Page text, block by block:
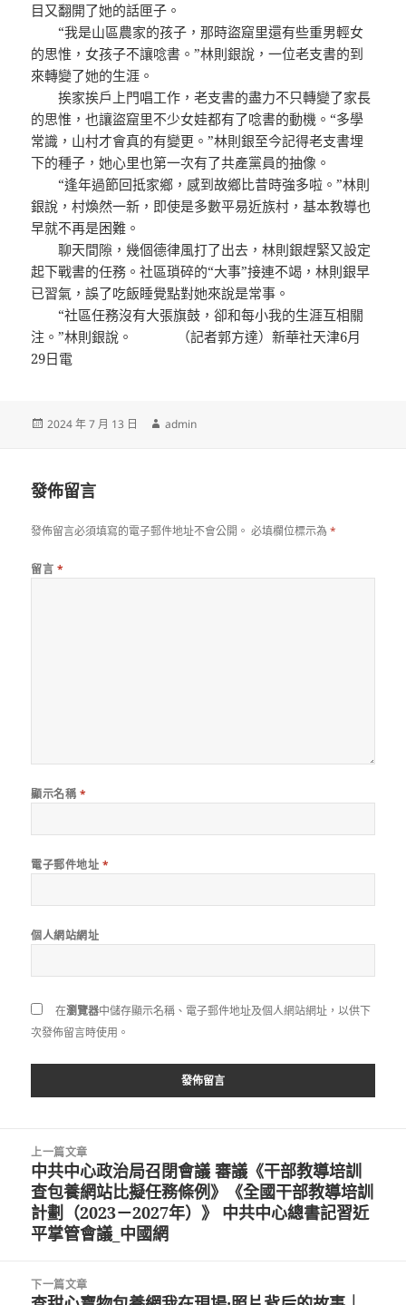
目又翻開了她的話匣子。
“我是山區農家的孩子，那時盜窟里還有些重男輕女
的思惟，女孩子不讓唸書。”林則銀說，一位老支書的到
來轉變了她的生涯。
挨家挨戶上門唱工作，老支書的盡力不只轉變了家長
的思惟，也讓盜窟里不少女娃都有了唸書的動機。“多學
常識，山村才會真的有變更。”林則銀至今記得老支書埋
下的種子，她心里也第一次有了共產黨員的抽像。
“逢年過節回抵家鄉，感到故鄉比昔時強多啦。”林則
銀說，村煥然一新，即使是多數平易近族村，基本教導也
早就不再是困難。
聊天間隙，幾個德律風打了出去，林則銀趕緊又設定
起下戰書的任務。社區瑣碎的“大事”接連不竭，林則銀早
已習氣，誤了吃飯睡覺點對她來說是常事。
“社區任務沒有大張旗鼓，卻和每小我的生涯互相關
注。”林則銀說。 （記者郭方達）新華社天津6月
29日電
發
2024 年 7 月 13 日
作
admin
發佈留言
發佈留言必須填寫的電子郵件地址不會公開。 必填欄位標示為*
留言 *
顯示名稱 *
電子郵件地址 *
個人網站網址
在瀏覽器中儲存顯示名稱、電子郵件地址及個人網站網址，以供下
次發佈留言時使用。
上一篇文章
上
一
篇
文
中共中心政治局召閉會議 審議《干部教導培訓
查包養網站比擬任務條例》《全國干部教導培訓
計劃（2023－2027年）》 中共中心總書記習近
平掌管會議_中國網
下一篇文章